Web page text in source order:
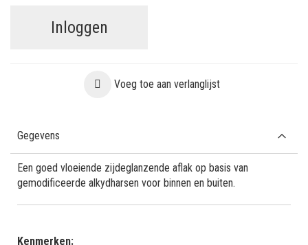
Inloggen
Voeg toe aan verlanglijst
Gegevens
Een goed vloeiende zijdeglanzende aflak op basis van
gemodificeerde alkydharsen voor binnen en buiten.
Kenmerken: